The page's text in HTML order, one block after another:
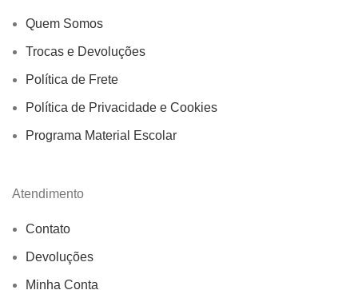
Quem Somos
Trocas e Devoluções
Política de Frete
Política de Privacidade e Cookies
Programa Material Escolar
Atendimento
Contato
Devoluções
Minha Conta